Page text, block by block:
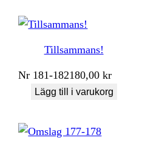
Tillsammans!
Nr 181-182180,00kr
Lägg till i varukorg